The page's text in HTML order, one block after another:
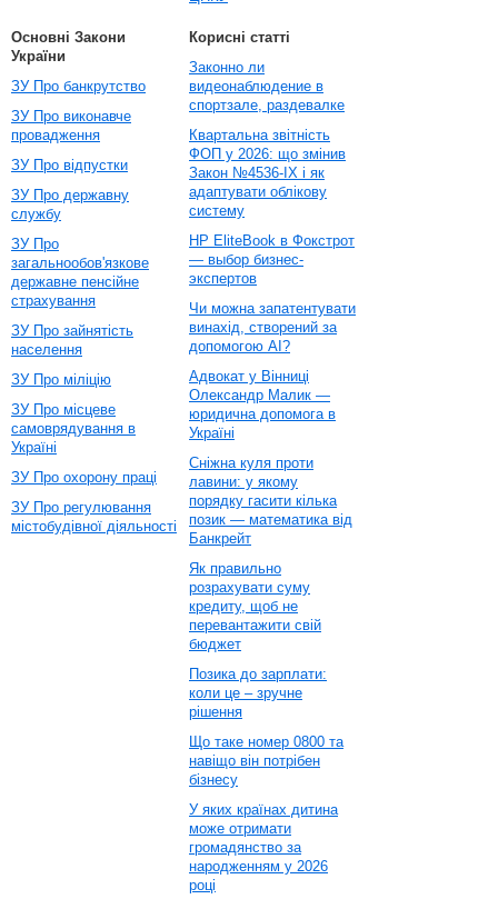
Основні Закони
України
ЗУ Про банкрутство
ЗУ Про виконавче
провадження
ЗУ Про відпустки
ЗУ Про державну
службу
ЗУ Про
загальнообов'язкове
державне пенсійне
страхування
ЗУ Про зайнятість
населення
ЗУ Про міліцію
ЗУ Про місцеве
самоврядування в
Україні
ЗУ Про охорону праці
ЗУ Про регулювання
містобудівної діяльності
Корисні статті
Законно ли
видеонаблюдение в
спортзале, раздевалке
Квартальна звітність
ФОП у 2026: що змінив
Закон №4536-IX і як
адаптувати облікову
систему
HP EliteBook в Фокстрот
— выбор бизнес-
экспертов
Чи можна запатентувати
винахід, створений за
допомогою AI?
Адвокат у Вінниці
Олександр Малик —
юридична допомога в
Україні
Сніжна куля проти
лавини: у якому
порядку гасити кілька
позик — математика від
Банкрейт
Як правильно
розрахувати суму
кредиту, щоб не
перевантажити свій
бюджет
Позика до зарплати:
коли це – зручне
рішення
Що таке номер 0800 та
навіщо він потрібен
бізнесу
У яких країнах дитина
може отримати
громадянство за
народженням у 2026
році